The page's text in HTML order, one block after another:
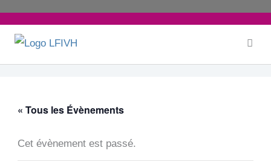
au
contenu
« Tous les Évènements
Cet évènement est passé.